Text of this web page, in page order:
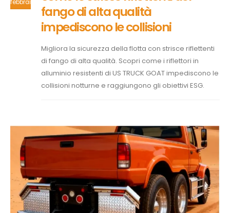
febbraio
fango di alta qualità
impediscono le collisioni
Migliora la sicurezza della flotta con strisce riflettenti
di fango di alta qualità. Scopri come i riflettori in
alluminio resistenti di US TRUCK GOAT impediscono le
collisioni notturne e raggiungono gli obiettivi ESG.